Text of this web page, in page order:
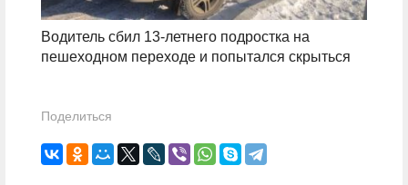
Водитель сбил 13-летнего подростка на
пешеходном переходе и попытался скрыться
Поделиться